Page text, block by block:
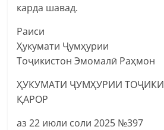
карда шавад.
Раиси
Ҳукумати Ҷумҳурии
Тоҷикистон Эмомалӣ Раҳмон
ҲУКУМАТИ ҶУМҲУРИИ
ҚАРОР
аз 22 июли соли 2025 №397